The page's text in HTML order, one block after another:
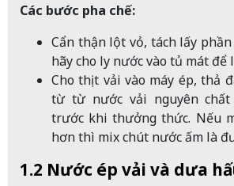
Các bước pha chế:
Cẩn thận lột vỏ, tách lấy
hãy cho ly nước vào tủ mát để
Cho thịt vải vào máy ép, thả
từ từ nước vải nguyên chất
trước khi thưởng thức. Nếu
hơn thì mix chút nước ấm là
1.2 Nước ép vải và dưa